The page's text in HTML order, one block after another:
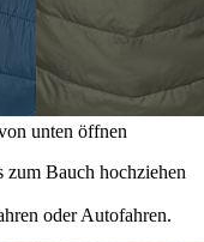
unten öffnen
zum Bauch hochziehen
oder Autofahren.